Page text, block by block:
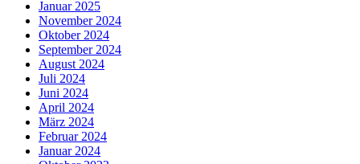
Januar 2025
November 2024
Oktober 2024
September 2024
August 2024
Juli 2024
Juni 2024
April 2024
März 2024
Februar 2024
Januar 2024